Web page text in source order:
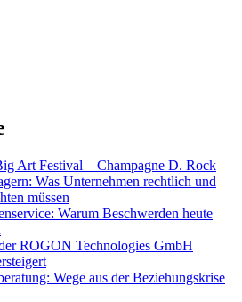
Art Festival – Champagne D. Rock
Was Unternehmen rechtlich und
müssen
Warum Beschwerden heute
ROGON Technologies GmbH
Wege aus der Beziehungskrise